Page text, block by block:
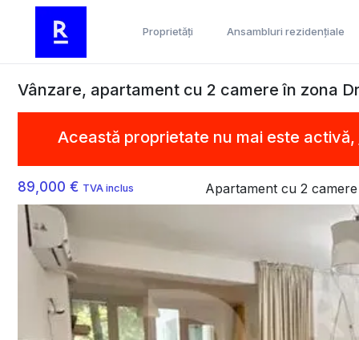
Proprietăți Ansambluri rezidențiale
Vânzare, apartament cu 2 camere în zona
Această proprietate nu mai este activă,
89,000 € TVA inclus Apartament cu 2